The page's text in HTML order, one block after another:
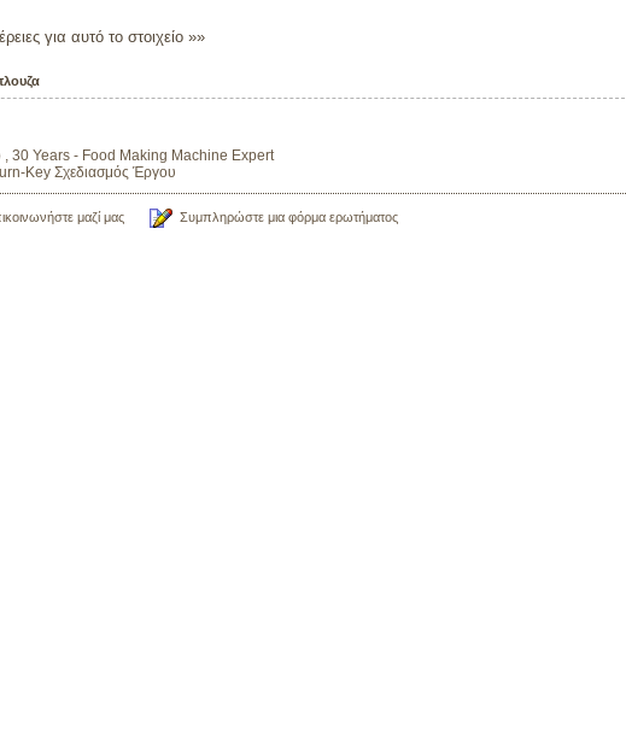
για αυτό το στοιχείο »»
, 30 Years - Food Making Machine Expert
Key Σχεδιασμός Έργου
μαζί μας Συμπληρώστε μια φόρμα ερωτήματος